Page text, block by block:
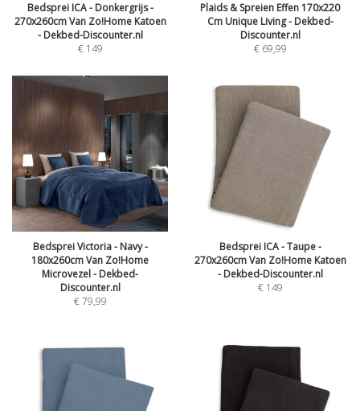
Bedsprei ICA - Donkergrijs -
270x260cm Van Zo!Home Katoen
- Dekbed-Discounter.nl
€ 149
Plaids & Spreien Effen 170x220
Cm Unique Living - Dekbed-
Discounter.nl
€ 69,99
Bedsprei Victoria - Navy -
180x260cm Van Zo!Home
Microvezel - Dekbed-
Discounter.nl
€79,99
Bedsprei ICA - Taupe -
270x260cm Van Zo!Home Katoen
- Dekbed-Discounter.nl
€ 149